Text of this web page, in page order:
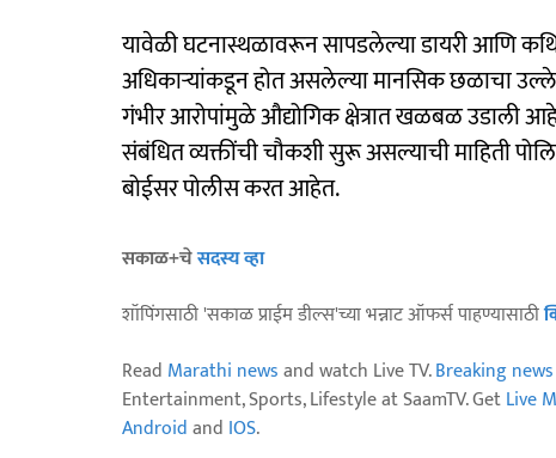
यावेळी घटनास्थळावरून सापडलेल्या डायरी आणि
अधिकाऱ्यांकडून होत असलेल्या मानसिक छळाचा
गंभीर आरोपांमुळे औद्योगिक क्षेत्रात खळबळ उडाली
संबंधित व्यक्तींची चौकशी सुरू असल्याची माहिती
बोईसर पोलीस करत आहेत.
सकाळ+चेसदस्य व्हा
शॉपिंगसाठी 'सकाळ प्राईम डील्स'च्या भन्नाट ऑफर्स पाहण्यासाठी
Read Marathi newsand watch Live TV.Breaking news
Entertainment, Sports, Lifestyle at SaamTV. GetLive
Androidand IOS.